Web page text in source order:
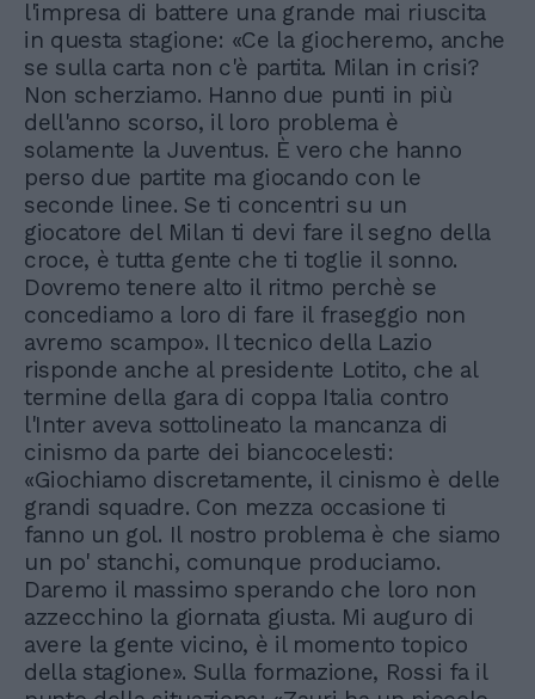
l'impresa di battere una grande mai riuscita
in questa stagione: «Ce la giocheremo, anche
se sulla carta non c'è partita. Milan in crisi?
Non scherziamo. Hanno due punti in più
dell'anno scorso, il loro problema è
solamente la Juventus. È vero che hanno
perso due partite ma giocando con le
seconde linee. Se ti concentri su un
giocatore del Milan ti devi fare il segno della
croce, è tutta gente che ti toglie il sonno.
Dovremo tenere alto il ritmo perchè se
concediamo a loro di fare il fraseggio non
avremo scampo». Il tecnico della Lazio
risponde anche al presidente Lotito, che al
termine della gara di coppa Italia contro
l'Inter aveva sottolineato la mancanza di
cinismo da parte dei biancocelesti:
«Giochiamo discretamente, il cinismo è delle
grandi squadre. Con mezza occasione ti
fanno un gol. Il nostro problema è che siamo
un po' stanchi, comunque produciamo.
Daremo il massimo sperando che loro non
azzecchino la giornata giusta. Mi auguro di
avere la gente vicino, è il momento topico
della stagione». Sulla formazione, Rossi fa il